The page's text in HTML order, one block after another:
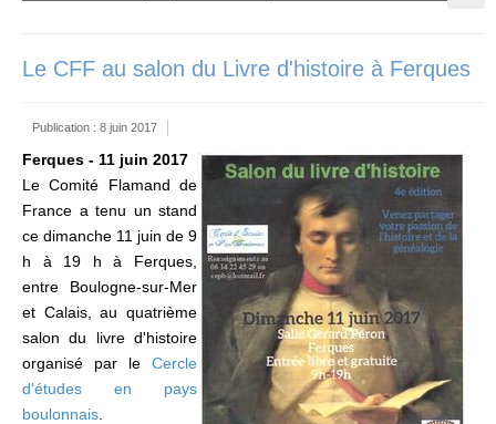
Le CFF au salon du Livre d'histoire à Ferques
Publication : 8 juin 2017
Ferques - 11 juin 2017
Le Comité Flamand de
France a tenu un stand
ce dimanche 11 juin de 9
h à 19 h à Ferques,
entre Boulogne-sur-Mer
et Calais, au quatrième
salon du livre d'histoire
organisé par le Cercle
d'études en pays
boulonnais